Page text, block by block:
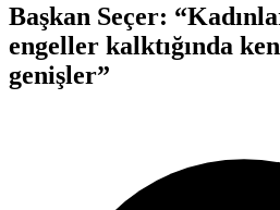
Başkan Seçer:
engeller kalktığında
genişler”